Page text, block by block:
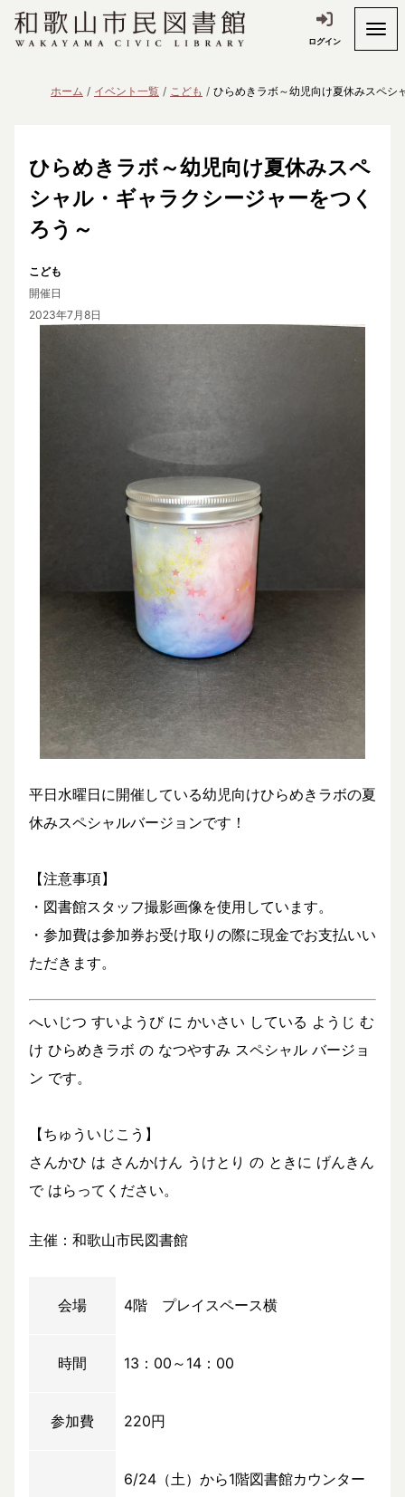
ログイン
ホーム イベント一覧 こども ひらめきラボ～幼児向け夏休みスペシ
ひらめきラボ～幼児向け夏休みスペ
シャル・ギャラクシージャーをつく
ろう～
こども
開催日
2023年7月8日
平日水曜日に開催している幼児向けひらめきラボの夏
休みスペシャルバージョンです！
【注意事項】
・図書館スタッフ撮影画像を使用しています。
・参加費は参加券お受け取りの際に現金でお支払いい
ただきます。
へいじつ すいようび に かいさい している ようじ む
け ひらめきラボ の なつやすみ スペシャル バージョ
ン です。
【ちゅういじこう】
さんかひ は さんかけん うけとり の ときに げんきん
で はらってください。
主催：和歌山市民図書館
会場 4階 プレイスペース横
時間 13：00～14：00
参加費 220円
6/24（土）から1階図書館カウンター